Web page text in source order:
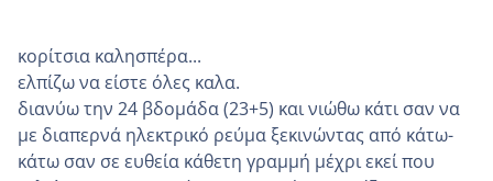
κορίτσια καλησπέρα...
ελπίζω να είστε όλες καλα.
διανύω την 24 βδομάδα (23+5) και νιώθω κάτι σαν να
με διαπερνά ηλεκτρικό ρεύμα ξεκινώντας από κάτω-
κάτω σαν σε ευθεία κάθετη γραμμή μέχρι εκεί που